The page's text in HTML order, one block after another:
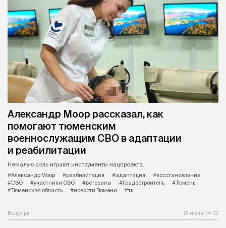
Александр Моор рассказал, как
помогают тюменским
военнослужащим СВО в адаптации
и реабилитации
Немалую роль играют инструменты нацпроекта.
#Александр Моор
#реабилитация #адаптация
#восстановление
#СВО
#участники СВО #ветераны #Градостроитель
#Тюмень
#Тюменская область
#новости Тюмени #тк
Вслух.ру 31 июля, 14:12